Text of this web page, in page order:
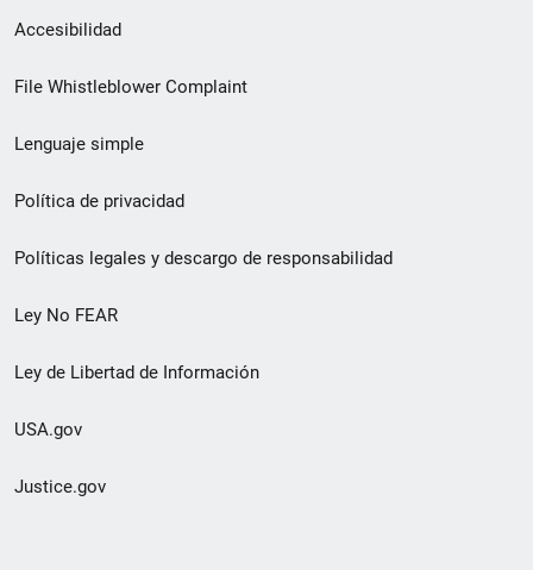
Menú
de
de
pie
de
página
Accesibilidad
File Whistleblower Complaint
Lenguaje simple
Política de privacidad
Políticas legales y descargo de responsabilidad
Ley No FEAR
Ley de Libertad de Información
USA.gov
Justice.gov